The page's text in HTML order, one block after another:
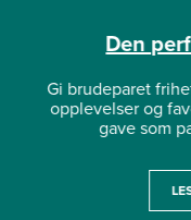
Den
Gi brudeparet
opplevelser og
gave som